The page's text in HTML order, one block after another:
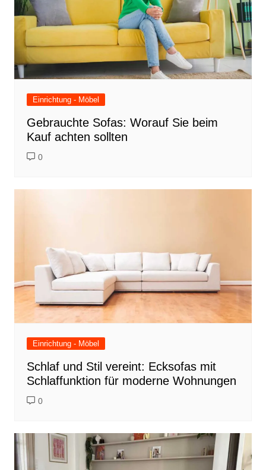
Einrichtung - Möbel
Gebrauchte Sofas: Worauf Sie beim
Kauf achten sollten
0
Einrichtung - Möbel
Schlaf und Stil vereint: Ecksofas mit
Schlaffunktion für moderne Wohnungen
0